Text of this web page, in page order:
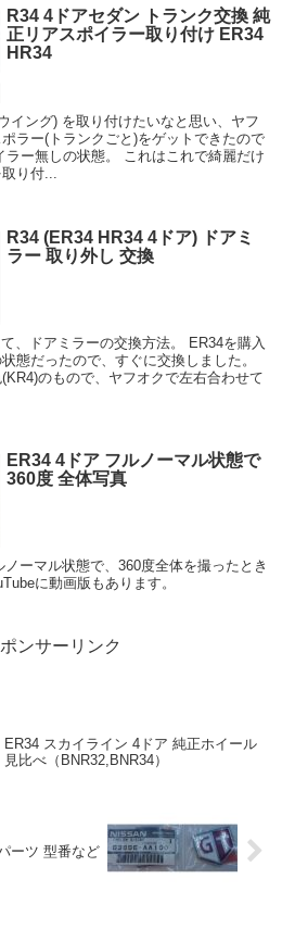
R34 4ドアセダン トランク交換 純
正リアスポイラー取り付け ER34
HR34
イング) を取り付けたいなと思い、ヤフ
ラー(トランクごと)をゲットできたので
ー無しの状態。 これはこれで綺麗だけ
り付...
R34 (ER34 HR34 4ドア) ドアミ
ラー 取り外し 交換
、ドアミラーの交換方法。 ER34を購入
態だったので、すぐに交換しました。
のもので、ヤフオクで左右合わせて
ER34 4ドア フルノーマル状態で
360度 全体写真
ーマル状態で、360度全体を撮ったとき
に動画版もあります。
ンサーリンク
ER34 スカイライン 4ドア 純正ホイール
見比べ（BNR32,BNR34）
ーツ 型番など